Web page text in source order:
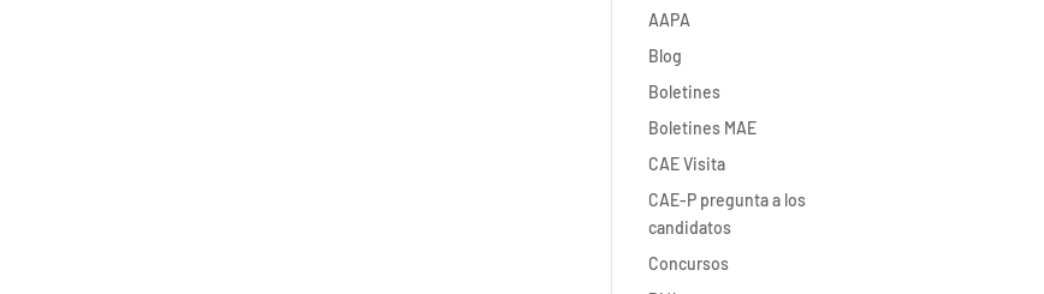
AAPA
Blog
Boletines
Boletines MAE
CAE Visita
CAE-P pregunta a los
candidatos
Concursos